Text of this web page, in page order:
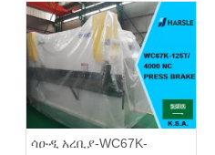
ሳዑዲ አረቢያ-WC67K-